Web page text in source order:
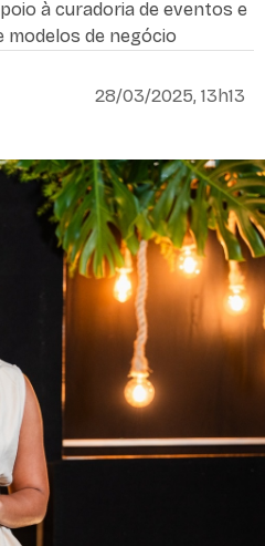
à curadoria de eventos e
modelos de negócio
28/03/2025, 13h13